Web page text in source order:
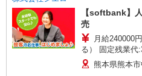
【softbank】
売
月給240000
る） 固定残業代
当） ※時間外勤
は支給されます
熊本県熊本